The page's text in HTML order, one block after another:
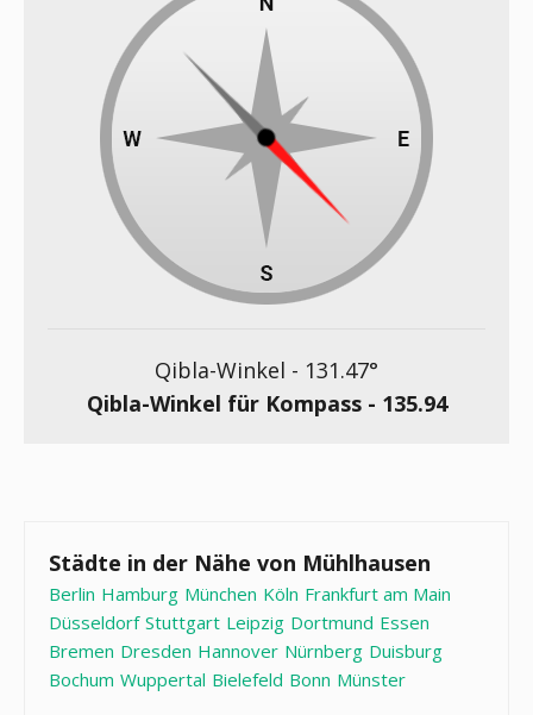
Qibla-Winkel - 131.47°
Qibla-Winkel für Kompass - 135.94
Städte in der Nähe von Mühlhausen
Berlin Hamburg München Köln Frankfurt am Main
Düsseldorf Stuttgart Leipzig Dortmund Essen
Bremen Dresden Hannover Nürnberg Duisburg
Bochum Wuppertal Bielefeld Bonn Münster